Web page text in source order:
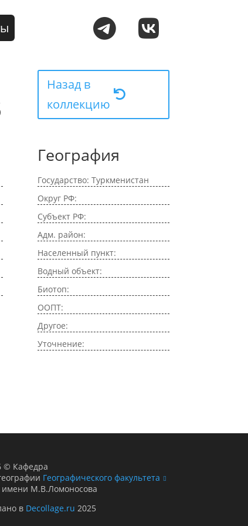
Назад в
коллекцию
География
Государство: Туркменистан
Округ РФ:
Субъект РФ:
Адм. район:
Населенный пункт:
Водный объект:
Биотоп:
ООПТ:
Другое:
Уточнение:
© Кафедра
Географического факультета
М.В.Ломоносова
в Decollage.ru 2025